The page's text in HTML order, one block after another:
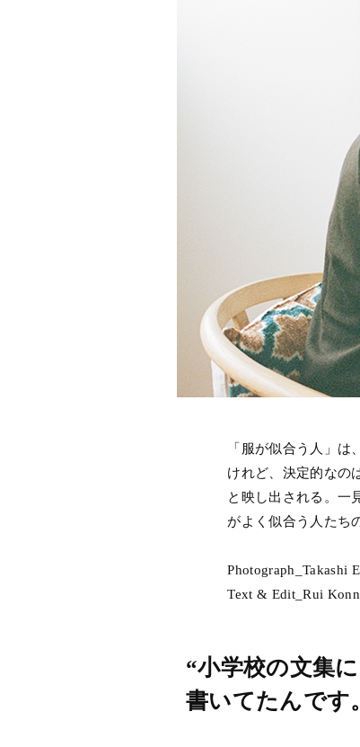
「服が似合う人」
けれど、決定的なの
と映し出される。一
がよく似合う人たち
Photograph_Takashi
Text & Edit_Rui
“小学校の文集
書いてたんです